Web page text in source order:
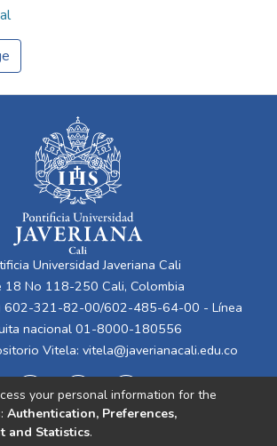
Universidad Javeriana Cali
18 No 118-250 Cali, Colombia
602-321-82-00/602-485-64-00 - Línea
nacional 01-8000-180556
Vitela: vitela@javerianacali.edu.co
your personal information for the
Authentication, Preferences,
and Statistics.